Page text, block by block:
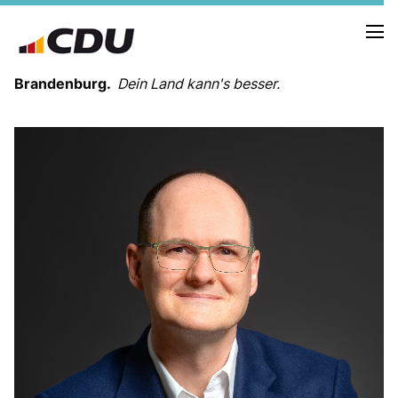
Brandenburg. Dein Land kann's besser.
LANDESVORSTAND
LANDESGESCHÄFTSSTELLE
ORGANISATION
KREISVERBÄNDE
VEREINIGUNGEN UND SONDERORGANISATIONEN
LANDESFACHAUSSCHÜSSE
SATZUNG
PARTEIGESCHICHTE
PARTEIGERICHT